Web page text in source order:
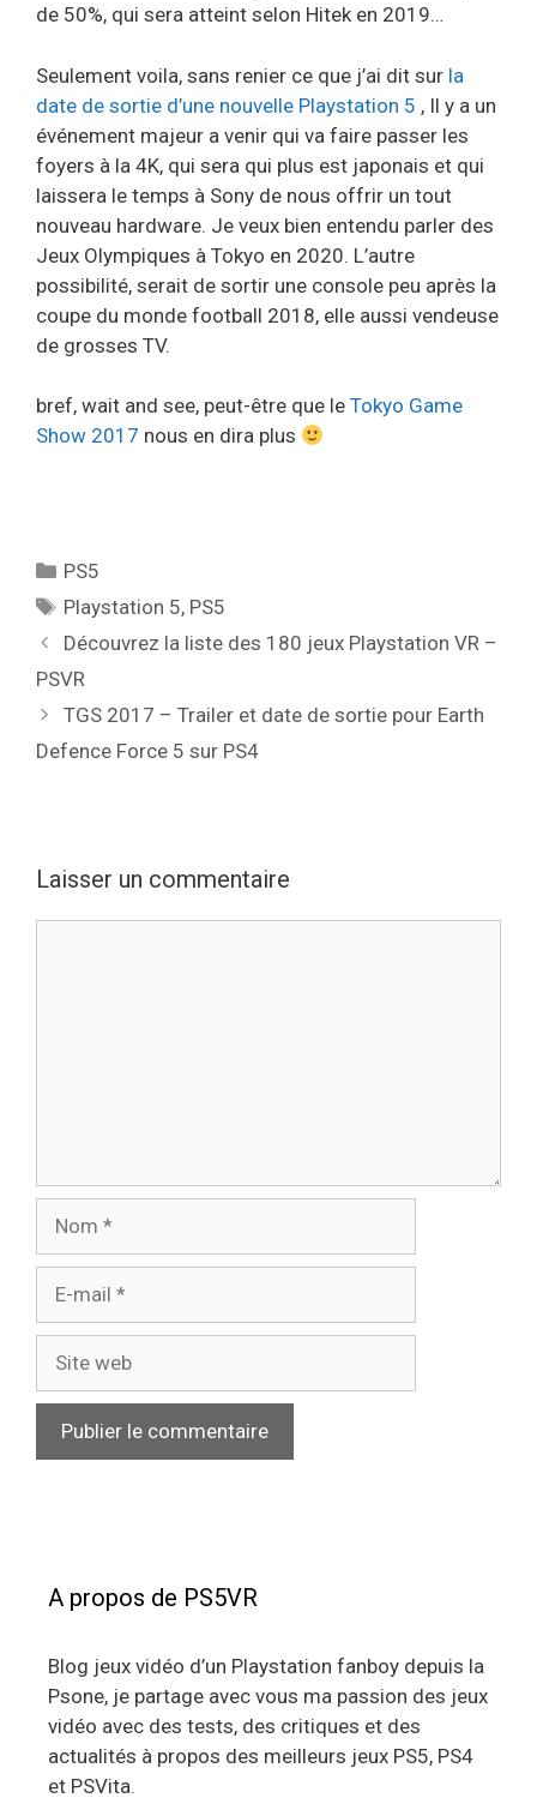
de 50%, qui sera atteint selon Hitek en 2019…
Seulement voila, sans renier ce que j’ai dit sur la
date de sortie d’une nouvelle Playstation 5 , Il y a un
événement majeur a venir qui va faire passer les
foyers à la 4K, qui sera qui plus est japonais et qui
laissera le temps à Sony de nous offrir un tout
nouveau hardware. Je veux bien entendu parler des
Jeux Olympiques à Tokyo en 2020. L’autre
possibilité, serait de sortir une console peu après la
coupe du monde football 2018, elle aussi vendeuse
de grosses TV.
bref, wait and see, peut-être que le Tokyo Game
Show 2017 nous en dira plus
Catégories
PS5
Étiquettes
Playstation 5, PS5
Découvrez la liste des 180 jeux Playstation VR –
PSVR
TGS 2017 – Trailer et date de sortie pour Earth
Defence Force 5 sur PS4
Laisser un commentaire
mail
web
A propos de PS5VR
Blog jeux vidéo d’un Playstation fanboy depuis la
Psone, je partage avec vous ma passion des jeux
vidéo avec des tests, des critiques et des
actualités à propos des meilleurs jeux PS5, PS4
et PSVita.